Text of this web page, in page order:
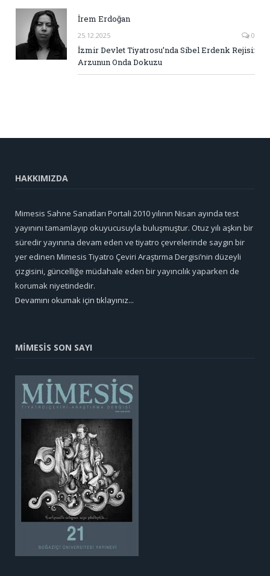
İrem Erdoğan
25.12.2025 0
İzmir Devlet Tiyatrosu’nda Sibel Erdenk Rejisi:
Arzunun Onda Dokuzu
HAKKIMIZDA
Mimesis Sahne Sanatları Portali 2010 yılının Nisan ayında test
yayınını tamamlayıp okuyucusuyla buluşmuştur. Otuz yılı aşkın bir
süredir yayınına devam eden ve tiyatro çevrelerinde saygın bir
yer edinen Mimesis Tiyatro Çeviri Araştırma Dergisi’nin düzeyli
çizgisini, güncelliğe müdahale eden bir yayıncılık yaparken de
korumak niyetindedir.
Devamını okumak için tıklayınız...
MİMESİS SON SAYI